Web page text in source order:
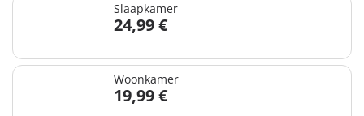
Slaapkamer
24,99 €
Woonkamer
19,99 €